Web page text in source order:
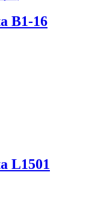
B1-16
L1501